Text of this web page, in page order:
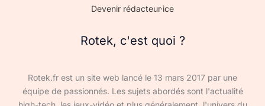
Devenir rédacteur·ice
Rotek, c'est quoi ?
Rotek.fr est un site web lancé le 13 mars 2017 par une
équipe de passionnés. Les sujets abordés sont l'actualité